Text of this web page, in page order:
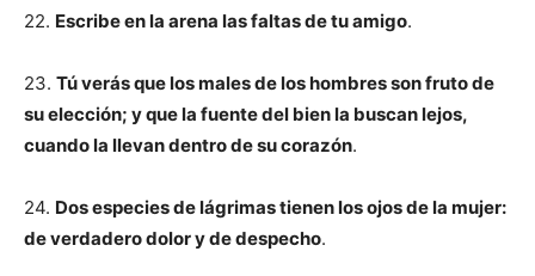
22. Escribe en la arena las faltas de tu amigo.
23. Tú verás que los males de los hombres son fruto de
su elección; y que la fuente del bien la buscan lejos,
cuando la llevan dentro de su corazón.
24. Dos especies de lágrimas tienen los ojos de la mujer:
de verdadero dolor y de despecho.